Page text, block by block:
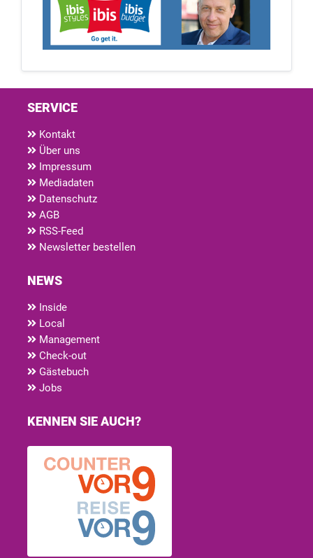
SERVICE
Kontakt
Über uns
Impressum
Mediadaten
Datenschutz
AGB
RSS-Feed
Newsletter bestellen
NEWS
Inside
Local
Management
Check-out
Gästebuch
Jobs
KENNEN SIE AUCH?